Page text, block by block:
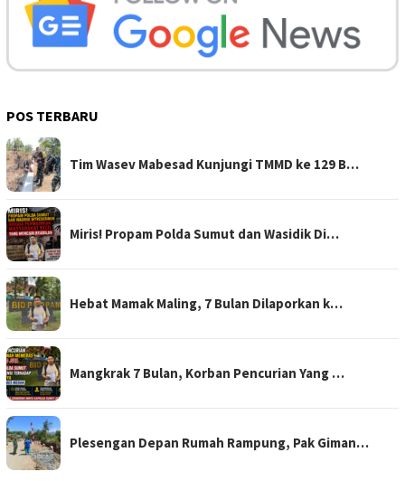
POS TERBARU
Tim Wasev Mabesad Kunjungi TMMD ke 129 B…
Miris! Propam Polda Sumut dan Wasidik Di…
Hebat Mamak Maling, 7 Bulan Dilaporkan k…
Mangkrak 7 Bulan, Korban Pencurian Yang …
Plesengan Depan Rumah Rampung, Pak Giman…